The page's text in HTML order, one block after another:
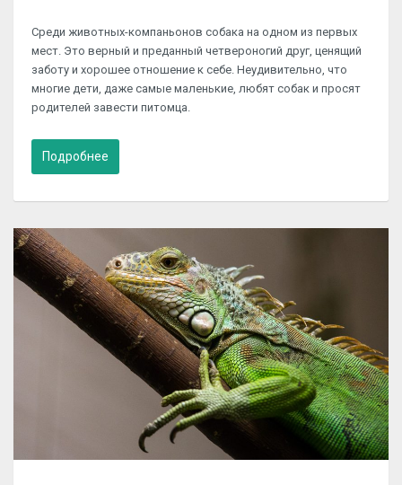
Среди животных-компаньонов собака на одном из первых
мест. Это верный и преданный четвероногий друг, ценящий
заботу и хорошее отношение к себе. Неудивительно, что
многие дети, даже самые маленькие, любят собак и просят
родителей завести питомца.
Подробнее